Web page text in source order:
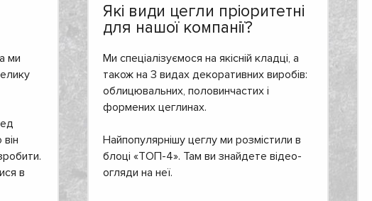
ми
в
Які види цегли пріоритетні
для нашої компанії?
Ми спеціалізуємося на якісній кладці, а
також на 3 видах декоративних виробів:
облицювальних, половинчастих і
формених цеглинах.
Найпопулярнішу цеглу ми розмістили в
блоці «ТОП-4». Там ви знайдете відео-
огляди на неї.